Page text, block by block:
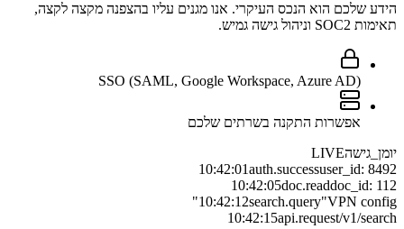
הידע שלכם הוא הנכס העיקרי. אנו מגנים עליו בהצפנה מקצה לקצה,
תאימות SOC2 וניהול גישה גמיש.
SSO (SAML, Google Workspace, Azure AD)
אפשרות התקנה בשרתים שלכם
יומן_גישהLIVE
10:42:01auth.successuser_id: 8492
10:42:05doc.readdoc_id: 112
10:42:12search.query"VPN config"
10:42:15api.request/v1/search